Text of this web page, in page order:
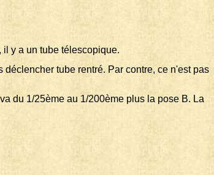
y a un tube télescopique.
tube rentré. Par contre, ce n'est pas
du 1/25ème au 1/200ème plus la pose B. La